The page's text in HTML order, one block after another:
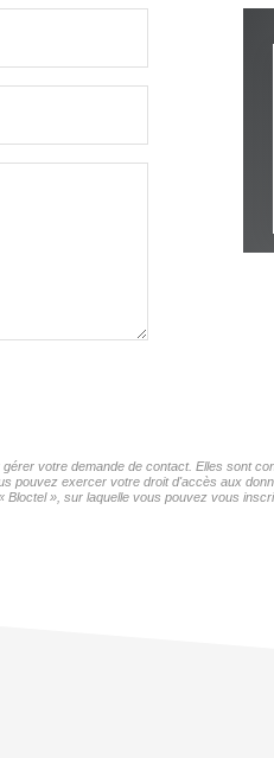
votre demande de contact. Elles sont
pouvez exercer votre droit d'accès aux
Bloctel », sur laquelle vous pouvez vous